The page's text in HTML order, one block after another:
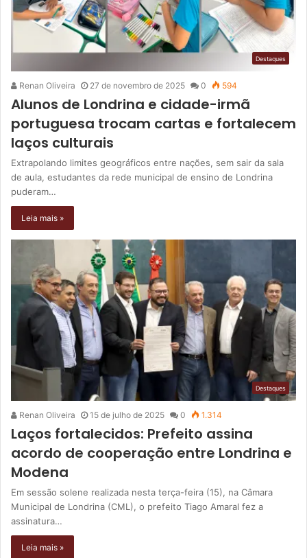
Destaques
Renan Oliveira 27 de novembro de 2025 0 594
Alunos de Londrina e cidade-irmã
portuguesa trocam cartas e fortalecem
laços culturais
Extrapolando limites geográficos entre nações, sem sair da sala
de aula, estudantes da rede municipal de ensino de Londrina
puderam…
Leia mais »
Destaques
Renan Oliveira 15 de julho de 2025 0 1.314
Laços fortalecidos: Prefeito assina
acordo de cooperação entre Londrina e
Modena
Em sessão solene realizada nesta terça-feira (15), na Câmara
Municipal de Londrina (CML), o prefeito Tiago Amaral fez a
assinatura…
Leia mais »